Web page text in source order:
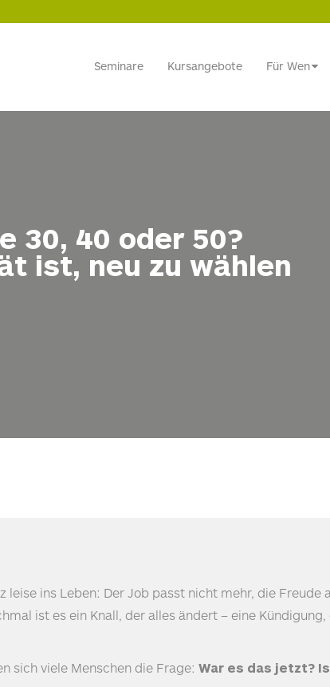
Seminare Kursangebote Für Wen
30, 40 oder 50?
ist, neu zu wählen
leise ins Leben: Der Job passt nicht mehr, die Freude
ist es ein Knall, der alles ändert – eine
sich viele Menschen die Frage: War es das jetzt?